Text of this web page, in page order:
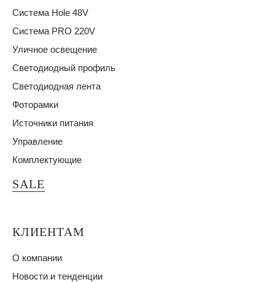
Система Hole 48V
Система PRO 220V
Уличное освещение
Светодиодный профиль
Светодиодная лента
Фоторамки
Источники питания
Управление
Комплектующие
SALE
КЛИЕНТАМ
О компании
Новости и тенденции